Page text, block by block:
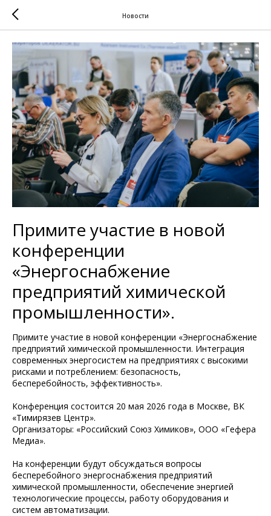
Новости
Примите участие в новой
конференции
«Энергоснабжение
предприятий химической
промышленности».
Примите участие в новой конференции «Энергоснабжение
предприятий химической промышленности. Интеграция
современных энергосистем на предприятиях с высокими
рисками и потреблением: безопасность,
бесперебойность, эффективность».
Конференция состоится 20 мая 2026 года в Москве, ВК
«Тимирязев Центр».
Организаторы: «Российский Союз Химиков», ООО «Гефера
Медиа».
На конференции будут обсуждаться вопросы
бесперебойного энергоснабжения предприятий
химической промышленности, обеспечение энергией
технологические процессы, работу оборудования и
систем автоматизации.